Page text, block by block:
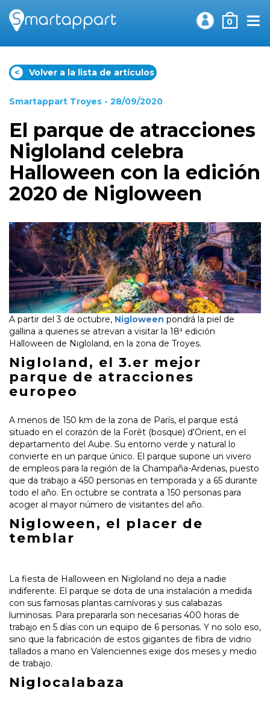
0
< Volver a la lista de artículos
Smartappart Troyes - 28/09/2020
El parque de atracciones
Nigloland celebra
Halloween con la edición
2020 de Nigloween
A partir del 3 de octubre, Nigloween pondrá la piel de
gallina a quienes se atrevan a visitar la 18ª edición
Halloween de Nigloland, en la zona de Troyes.
Nigloland, el 3.er mejor
parque de atracciones
europeo
A menos de 150 km de la zona de París, el parque está
situado en el corazón de la Forêt (bosque) d'Orient, en el
departamento del Aube. Su entorno verde y natural lo
convierte en un parque único. El parque supone un vivero
de empleos para la región de la Champaña-Ardenas, puesto
que da trabajo a 450 personas en temporada y a 65 durante
todo el año. En octubre se contrata a 150 personas para
acoger al mayor número de visitantes del año.
Nigloween, el placer de
temblar
La fiesta de Halloween en Nigloland no deja a nadie
indiferente. El parque se dota de una instalación a medida
con sus famosas plantas carnívoras y sus calabazas
luminosas. Para prepararla son necesarias 400 horas de
trabajo en 5 días con un equipo de 6 personas. Y no solo eso,
sino que la fabricación de estos gigantes de fibra de vidrio
tallados a mano en Valenciennes exige dos meses y medio
de trabajo.
Niglocalabaza